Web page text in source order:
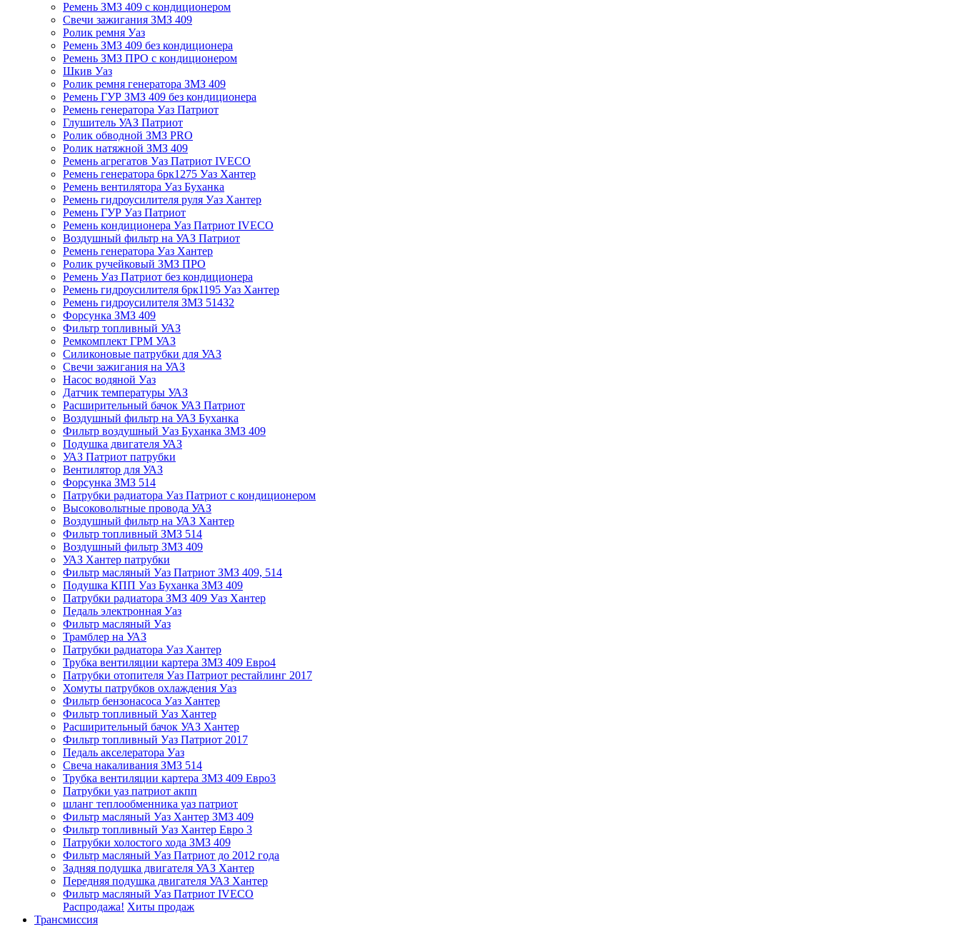
Ремень ЗМЗ 409 с кондиционером
Свечи зажигания ЗМЗ 409
Ролик ремня Уаз
Ремень ЗМЗ 409 без кондиционера
Ремень ЗМЗ ПРО с кондиционером
Шкив Уаз
Ролик ремня генератора ЗМЗ 409
Ремень ГУР ЗМЗ 409 без кондиционера
Ремень генератора Уаз Патриот
Глушитель УАЗ Патриот
Ролик обводной ЗМЗ PRO
Ролик натяжной ЗМЗ 409
Ремень агрегатов Уаз Патриот IVECO
Ремень генератора 6рк1275 Уаз Хантер
Ремень вентилятора Уаз Буханка
Ремень гидроусилителя руля Уаз Хантер
Ремень ГУР Уаз Патриот
Ремень кондиционера Уаз Патриот IVECO
Воздушный фильтр на УАЗ Патриот
Ремень генератора Уаз Хантер
Ролик ручейковый ЗМЗ ПРО
Ремень Уаз Патриот без кондиционера
Ремень гидроусилителя 6рк1195 Уаз Хантер
Ремень гидроусилителя ЗМЗ 51432
Форсунка ЗМЗ 409
Фильтр топливный УАЗ
Ремкомплект ГРМ УАЗ
Силиконовые патрубки для УАЗ
Свечи зажигания на УАЗ
Насос водяной Уаз
Датчик температуры УАЗ
Расширительный бачок УАЗ Патриот
Воздушный фильтр на УАЗ Буханка
Фильтр воздушный Уаз Буханка ЗМЗ 409
Подушка двигателя УАЗ
УАЗ Патриот патрубки
Вентилятор для УАЗ
Форсунка ЗМЗ 514
Патрубки радиатора Уаз Патриот с кондиционером
Высоковольтные провода УАЗ
Воздушный фильтр на УАЗ Хантер
Фильтр топливный ЗМЗ 514
Воздушный фильтр ЗМЗ 409
УАЗ Хантер патрубки
Фильтр масляный Уаз Патриот ЗМЗ 409, 514
Подушка КПП Уаз Буханка ЗМЗ 409
Патрубки радиатора ЗМЗ 409 Уаз Хантер
Педаль электронная Уаз
Фильтр масляный Уаз
Трамблер на УАЗ
Патрубки радиатора Уаз Хантер
Трубка вентиляции картера ЗМЗ 409 Евро4
Патрубки отопителя Уаз Патриот рестайлинг 2017
Хомуты патрубков охлаждения Уаз
Фильтр бензонасоса Уаз Хантер
Фильтр топливный Уаз Хантер
Расширительный бачок УАЗ Хантер
Фильтр топливный Уаз Патриот 2017
Педаль акселератора Уаз
Свеча накаливания ЗМЗ 514
Трубка вентиляции картера ЗМЗ 409 Евро3
Патрубки уаз патриот акпп
шланг теплообменника уаз патриот
Фильтр масляный Уаз Хантер ЗМЗ 409
Фильтр топливный Уаз Хантер Евро 3
Патрубки холостого хода ЗМЗ 409
Фильтр масляный Уаз Патриот до 2012 года
Задняя подушка двигателя УАЗ Хантер
Передняя подушка двигателя УАЗ Хантер
Фильтр масляный Уаз Патриот IVECO
Распродажа! Хиты продаж
Трансмиссия